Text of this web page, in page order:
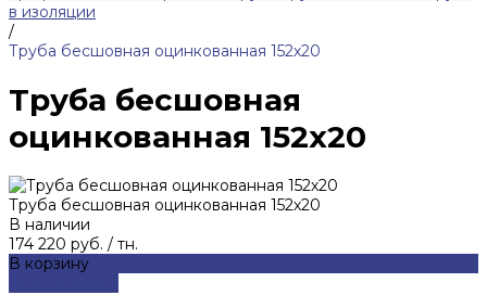
в изоляции
/
Труба бесшовная оцинкованная 152х20
Труба бесшовная
оцинкованная 152х20
Труба бесшовная оцинкованная 152х20
В наличии
174 220 руб. / тн.
В корзину